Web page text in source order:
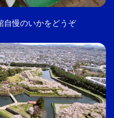
自慢のいかをどうぞ